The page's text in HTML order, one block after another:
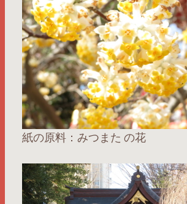
紙の原料：みつまた の花